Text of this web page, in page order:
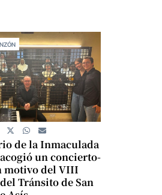
de la Inmaculada
un concierto-
motivo del VIII
Tránsito de San